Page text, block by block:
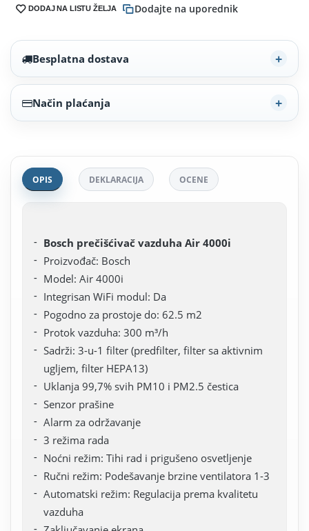
DODAJ NA LISTU ŽELJA Dodajte na uporednik
Besplatna dostava
Način plaćanja
OPIS DEKLARACIJA OCENE
Bosch prečišćivač vazduha Air 4000i
Proizvođač: Bosch
Model: Air 4000i
Integrisan WiFi modul: Da
Pogodno za prostoje do: 62.5 m2
Protok vazduha: 300 m³/h
Sadrži: 3-u-1 filter (predfilter, filter sa aktivnim
ugljem, filter HEPA13)
Uklanja 99,7% svih PM10 i PM2.5 čestica
Senzor prašine
Alarm za održavanje
3 režima rada
Noćni režim: Tihi rad i prigušeno osvetljenje
Ručni režim: Podešavanje brzine ventilatora 1-3
Automatski režim: Regulacija prema kvalitetu
vazduha